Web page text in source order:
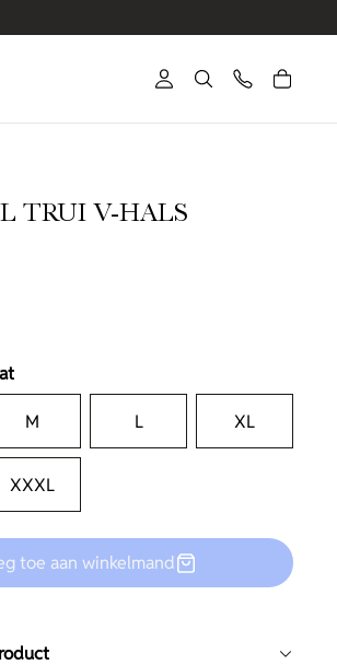
TRUI V-HALS
M L XL
XXXL
toe aan winkelmand